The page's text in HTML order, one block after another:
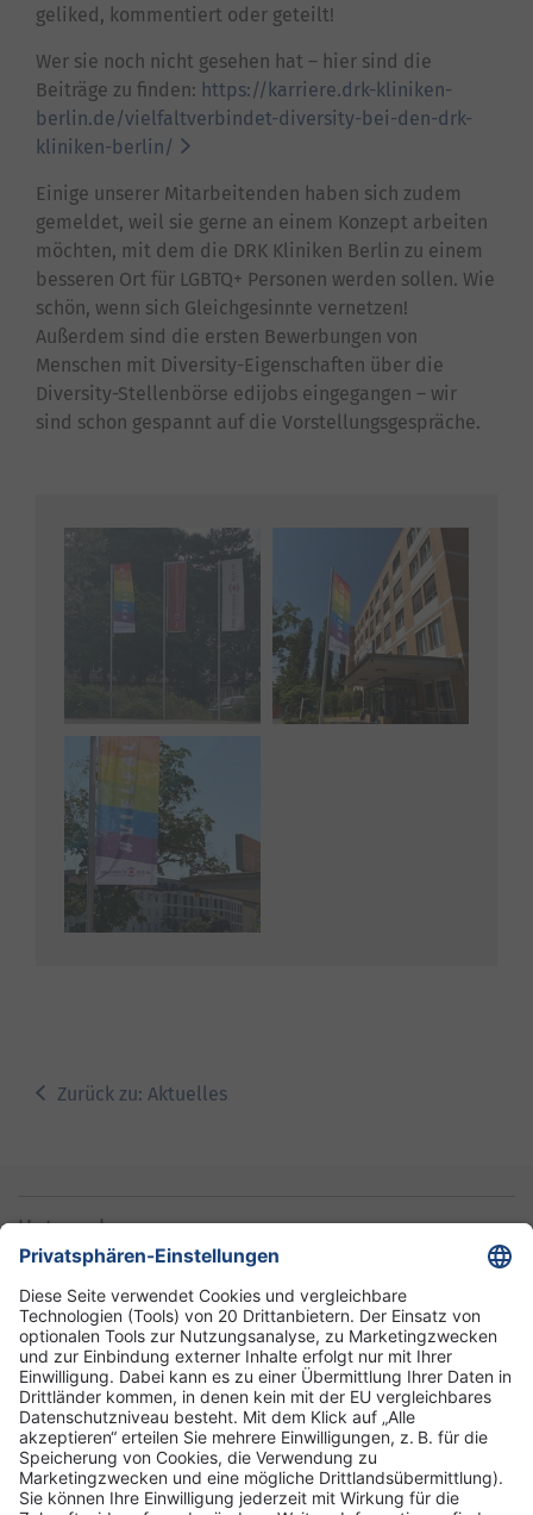
geliked, kommentiert oder geteilt!
Wer sie noch nicht gesehen hat – hier sind die
Beiträge zu finden: https://karriere.drk-kliniken-
berlin.de/vielfaltverbindet-diversity-bei-den-drk-
kliniken-berlin/
Einige unserer Mitarbeitenden haben sich zudem
gemeldet, weil sie gerne an einem Konzept arbeiten
möchten, mit dem die DRK Kliniken Berlin zu einem
besseren Ort für LGBTQ+ Personen werden sollen. Wie
schön, wenn sich Gleichgesinnte vernetzen!
Außerdem sind die ersten Bewerbungen von
Menschen mit Diversity-Eigenschaften über die
Diversity-Stellenbörse edijobs eingegangen – wir
sind schon gespannt auf die Vorstellungsgespräche.
Zurück zu: Aktuelles
Unternehmen
Informationen
Standorte
DRK-Schwesternschaft Berlin